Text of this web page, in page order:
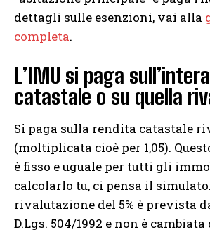
dettagli sulle esenzioni, vai alla
completa.
L’IMU si paga
catastale o su quella
Si paga sulla rendita catastale
(moltiplicata cioè per 1,05).
è fisso e uguale per tutti gli
calcolarlo tu, ci pensa il
rivalutazione del 5% è prevista
D.Lgs. 504/1992 e non è cambiata